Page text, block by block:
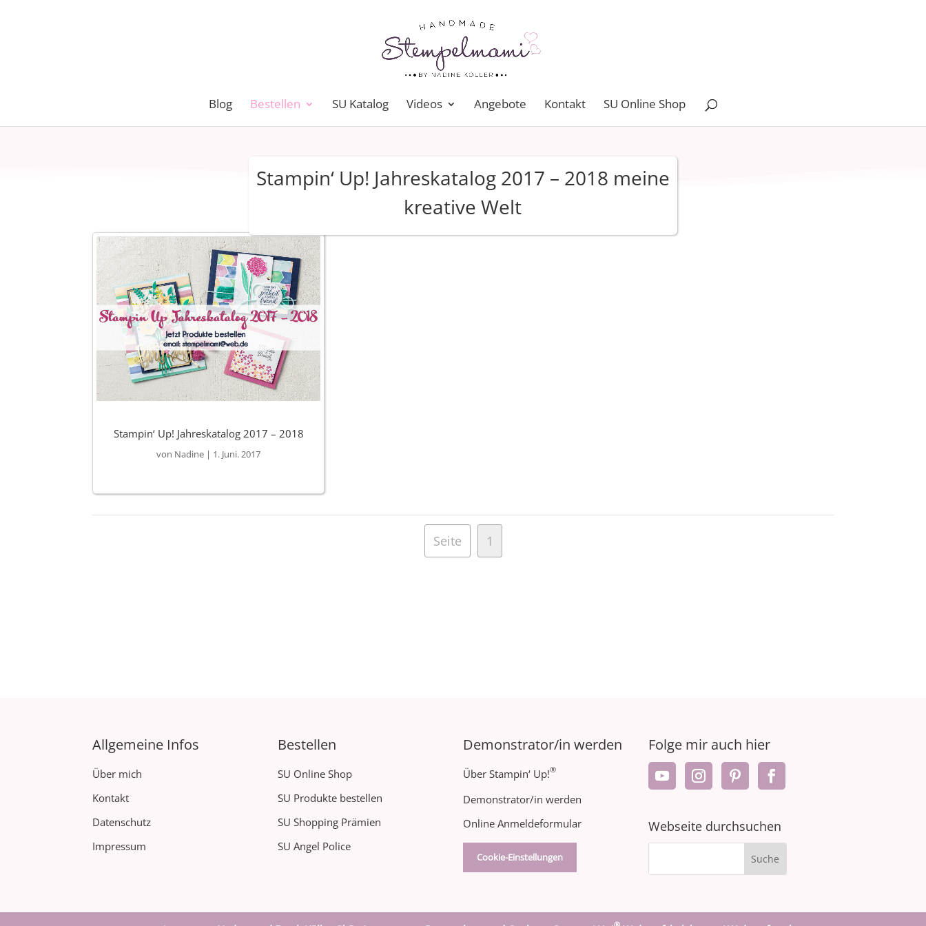
Blog Bestellen SU Katalog Videos Angebote Kontakt SU Online Shop
Stampin‘ Up! Jahreskatalog 2017 – 2018 meine
kreative Welt
Stampin‘ Up! Jahreskatalog 2017 – 2018
von Nadine | 1. Juni. 2017
Seite 1
Allgemeine Infos
Über mich
Kontakt
Datenschutz
Impressum
Bestellen
SU Online Shop
SU Produkte bestellen
SU Shopping Prämien
SU Angel Police
Demonstrator/in werden
Über Stampin‘ Up!®
Demonstrator/in werden
Online Anmeldeformular
Cookie-Einstellungen
Folge mir auch hier
Webseite durchsuchen